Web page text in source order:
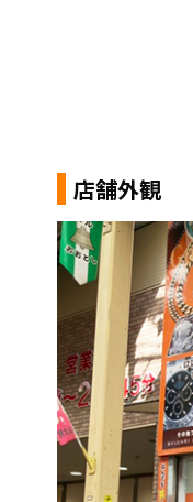
店舗外観